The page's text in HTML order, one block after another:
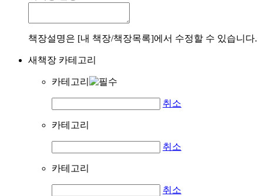
책장설명은 [내 책장/책장목록]에서 수정할 수 있습니다.
새책장 카테고리
카테고리
취소
카테고리
취소
카테고리
취소